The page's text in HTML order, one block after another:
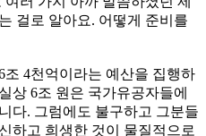
걸로 알아요. 어떻게 준비를
4천억이라는 예산을 집행하
상 6조 원은 국가유공자들에
다. 그럼에도 불구하고 그분들
하고 희생한 것이 물질적으로